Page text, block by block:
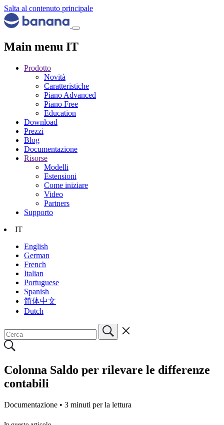
Salta al contenuto principale
Main menu IT
Prodotto
Novità
Caratteristiche
Piano Advanced
Piano Free
Education
Download
Prezzi
Blog
Documentazione
Risorse
Modelli
Estensioni
Come iniziare
Video
Partners
Supporto
IT
English
German
French
Italian
Portuguese
Spanish
简体中文
Dutch
Colonna Saldo per rilevare le differenze
contabili
Documentazione • 3 minuti per la lettura